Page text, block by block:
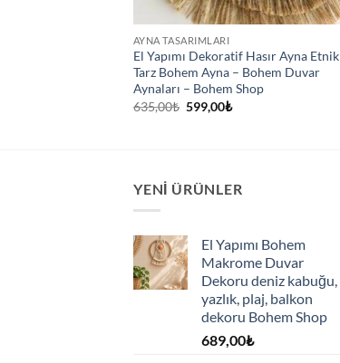
AYNA TASARIMLARI
El Yapımı Dekoratif Hasır Ayna Etnik
Tarz Bohem Ayna – Bohem Duvar
Aynaları – Bohem Shop
635,00₺ Orijinal
fiyat:
599,00₺Şu
YENI ÜRÜNLER
El Yapımı Bohem
Makrome Duvar
Dekoru deniz kabuğu,
yazlık, plaj, balkon
dekoru Bohem Shop
689,00₺